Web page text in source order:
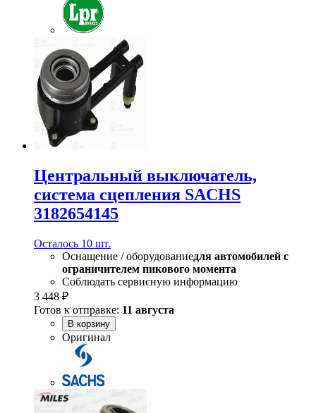
Центральный выключатель,
система сцепления SACHS
3182654145
Осталось 10 шт.
Оснащение / оборудованиедля автомобилей с
ограничителем пикового момента
Соблюдать сервисную информацию
3 448 ₽
Готов к отправке: 11 августа
В корзину
Оригинал